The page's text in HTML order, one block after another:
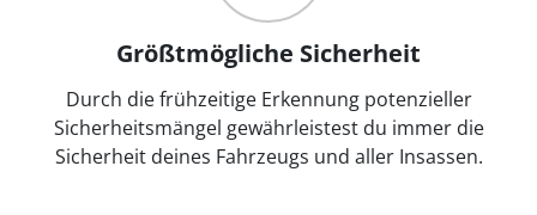
Größtmögliche Sicherheit
Durch die frühzeitige Erkennung potenzieller
Sicherheitsmängel gewährleistest du immer die
Sicherheit deines Fahrzeugs und aller Insassen.